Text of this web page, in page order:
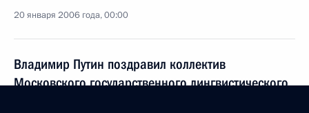
20 января 2006 года, 00:00
Владимир Путин поздравил коллектив
Московского государственного лингвистического